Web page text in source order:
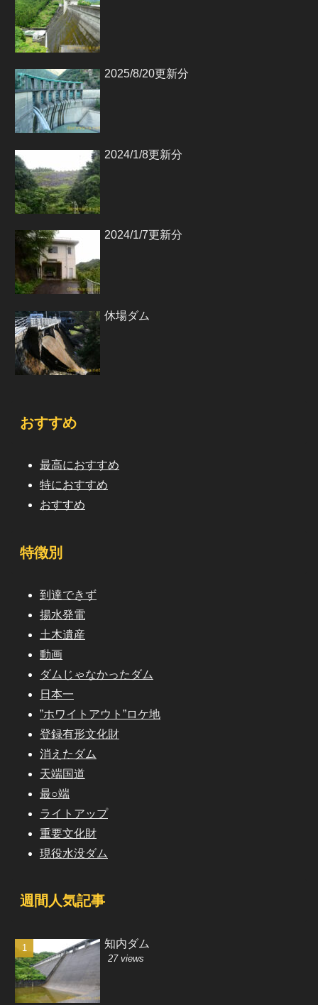
2025/8/20更新分
2024/1/8更新分
2024/1/7更新分
休場ダム
おすすめ
最高におすすめ
特におすすめ
おすすめ
特徴別
到達できず
揚水発電
土木遺産
動画
ダムじゃなかったダム
日本一
”ホワイトアウト”ロケ地
登録有形文化財
消えたダム
天端国道
最○端
ライトアップ
重要文化財
現役水没ダム
週間人気記事
知内ダム
27 views